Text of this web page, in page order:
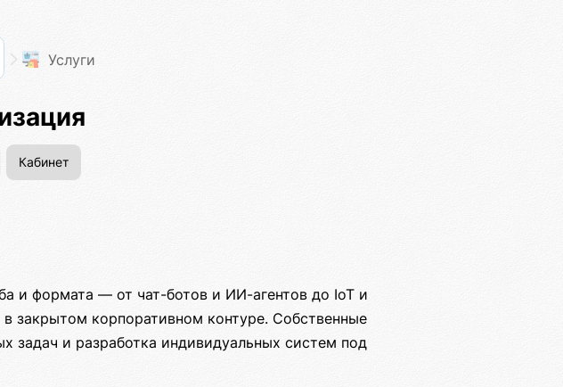
Услуги
Кабинет
и формата — от чат-ботов и ИИ-агентов до IoT и
закрытом корпоративном контуре. Собственные
задач и разработка индивидуальных систем под